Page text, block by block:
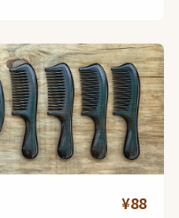
¥88